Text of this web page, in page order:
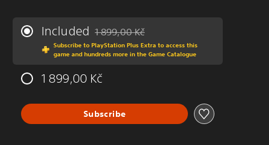
Included Discounted from original price of 1 899,00
1 899,00 Kč
Subscribe to PlayStation Plus Extra to access this
game and hundreds more in the Game Catalogue
1 899,00 Kč
Subscribe